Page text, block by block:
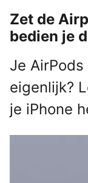
Zet de
bedien je
Je
eigenlijk?
je iPhone